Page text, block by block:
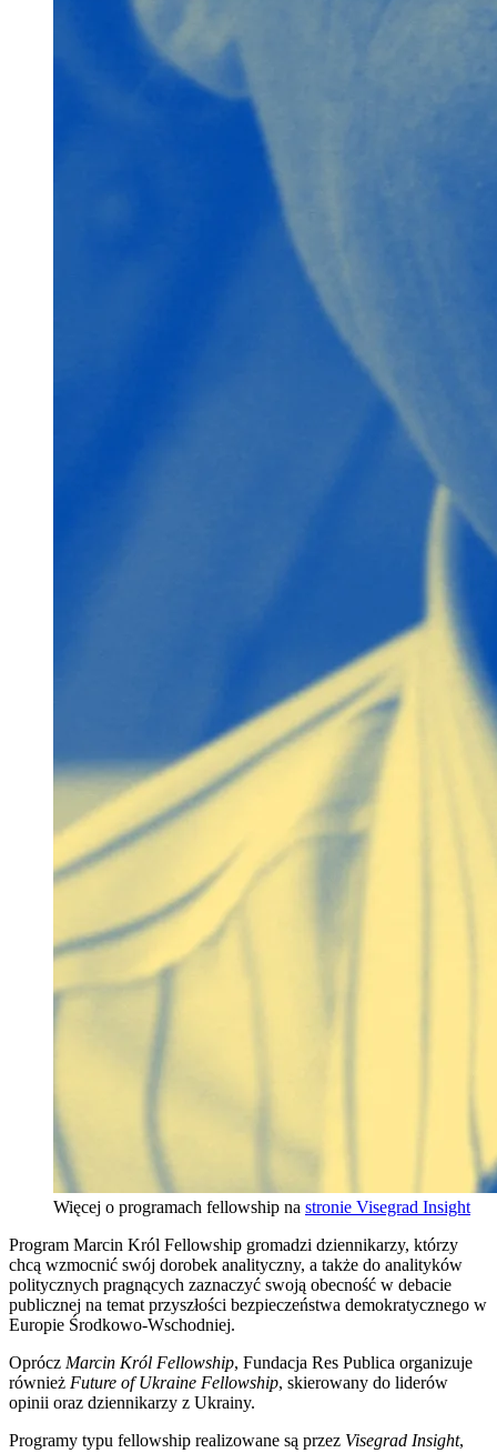
Więcej o programach fellowship na stronie Visegrad Insight
Program Marcin Król Fellowship gromadzi dziennikarzy, którzy
chcą wzmocnić swój dorobek analityczny, a także do analityków
politycznych pragnących zaznaczyć swoją obecność w debacie
publicznej na temat przyszłości bezpieczeństwa demokratycznego w
Europie Środkowo-Wschodniej.
Oprócz Marcin Król Fellowship, Fundacja Res Publica organizuje
również Future of Ukraine Fellowship, skierowany do liderów
opinii oraz dziennikarzy z Ukrainy.
Programy typu fellowship realizowane są przez Visegrad Insight,